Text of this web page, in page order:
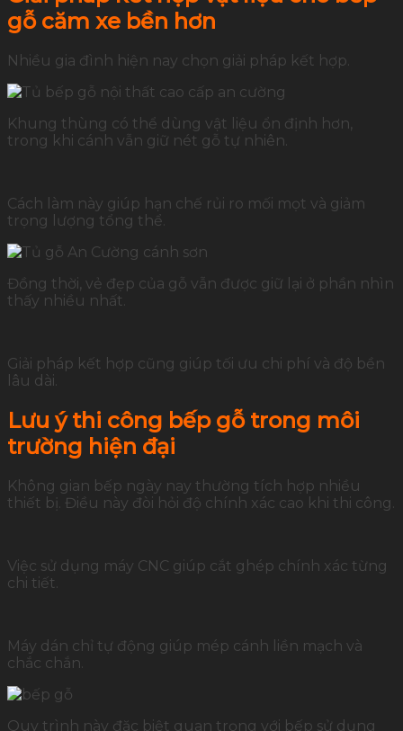
gỗ căm xe bền hơn
Nhiều gia đình hiện nay chọn giải pháp kết hợp.
Khung thùng có thể dùng vật liệu ổn định hơn,
trong khi cánh vẫn giữ nét gỗ tự nhiên.
Cách làm này giúp hạn chế rủi ro mối mọt và giảm
trọng lượng tổng thể.
Đồng thời, vẻ đẹp của gỗ vẫn được giữ lại ở phần nhìn
thấy nhiều nhất.
Giải pháp kết hợp cũng giúp tối ưu chi phí và độ bền
lâu dài.
Lưu ý thi công bếp gỗ trong môi
trường hiện đại
Không gian bếp ngày nay thường tích hợp nhiều
thiết bị. Điều này đòi hỏi độ chính xác cao khi thi công.
Việc sử dụng máy CNC giúp cắt ghép chính xác từng
chi tiết.
Máy dán chỉ tự động giúp mép cánh liền mạch và
chắc chắn.
Quy trình này đặc biệt quan trọng với bếp sử dụng